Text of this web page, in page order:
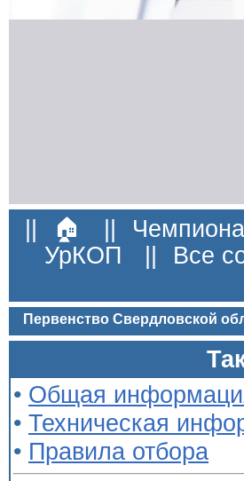
|| 🏠 ||
УрКОП
|| Все
Первенство Свердловской
• Общая
• Техническая
• Правила отбора